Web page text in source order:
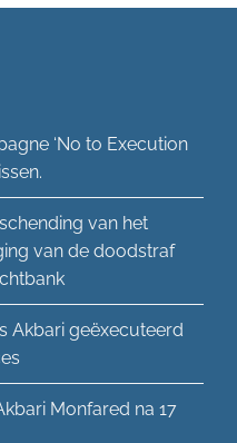
‘No to Execution
van het
van de doodstraf
Akbari geëxecuteerd
Monfared na 17